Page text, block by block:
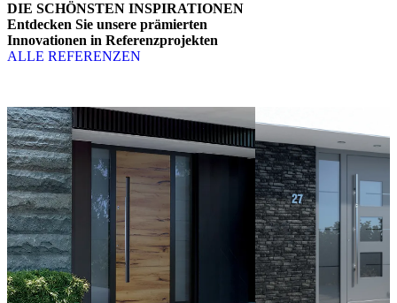
DIE SCHÖNSTEN INSPIRATIONEN
Entdecken Sie unsere prämierten
Innovationen in Referenzprojekten
ALLE REFERENZEN